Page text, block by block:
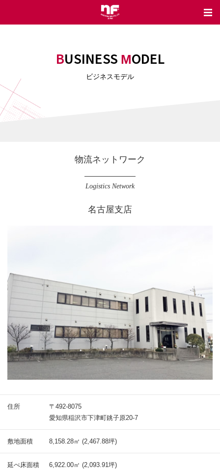
BUSINESS MODEL
ビジネスモデル
物流ネットワーク
Logistics Network
名古屋支店
住所
〒492-8075
愛知県稲沢市下津町銚子原20-7
敷地面積 8,158.28㎡ (2,467.88坪)
延べ床面積 6,922.00㎡ (2,093.91坪)